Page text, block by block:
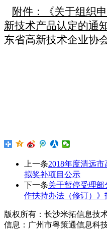
附件：《关于组织
新技术产品认定的通
东省高新技术企业协
上一条2018年度清远
拟奖补项目公示
下一条关于暂停受理
作扶持办法（修订）
版权所有：长沙米拓信息技
信息：广州市粤策通信息科